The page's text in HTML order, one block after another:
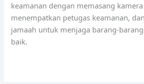
keamanan dengan memasang
menempatkan petugas keamanan,
jamaah untuk menjaga barang-
baik.